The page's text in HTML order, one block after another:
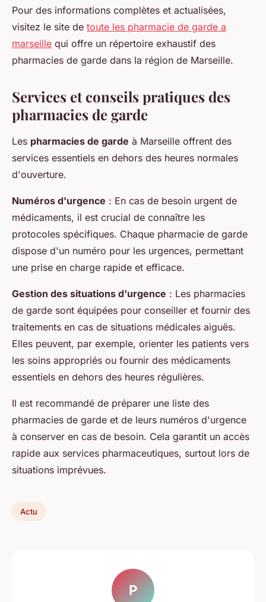
Pour des informations complètes et actualisées,
visitez le site de toute les pharmacie de garde a
marseille qui offre un répertoire exhaustif des
pharmacies de garde dans la région de Marseille.
Services et conseils pratiques des
pharmacies de garde
Les pharmacies de garde à Marseille offrent des
services essentiels en dehors des heures normales
d'ouverture.
Numéros d'urgence : En cas de besoin urgent de
médicaments, il est crucial de connaître les
protocoles spécifiques. Chaque pharmacie de garde
dispose d'un numéro pour les urgences, permettant
une prise en charge rapide et efficace.
Gestion des situations d'urgence : Les pharmacies
de garde sont équipées pour conseiller et fournir des
traitements en cas de situations médicales aiguës.
Elles peuvent, par exemple, orienter les patients vers
les soins appropriés ou fournir des médicaments
essentiels en dehors des heures régulières.
Il est recommandé de préparer une liste des
pharmacies de garde et de leurs numéros d'urgence
à conserver en cas de besoin. Cela garantit un accès
rapide aux services pharmaceutiques, surtout lors de
situations imprévues.
Actu
P